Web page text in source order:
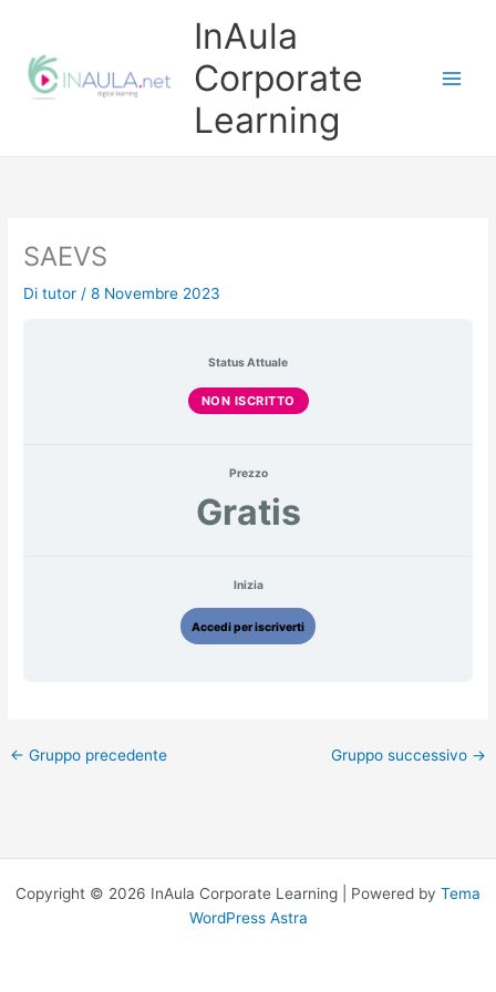
contenuto
InAula
Corporate
Learning
SAEVS
Ditutor /8 Novembre 2023
Status Attuale
NON ISCRITTO
Prezzo
Gratis
Inizia
Accedi per iscriverti
← Gruppo precedente Gruppo successivo →
Copyright © 2026 InAula Corporate Learning | Powered by Tema
WordPress Astra